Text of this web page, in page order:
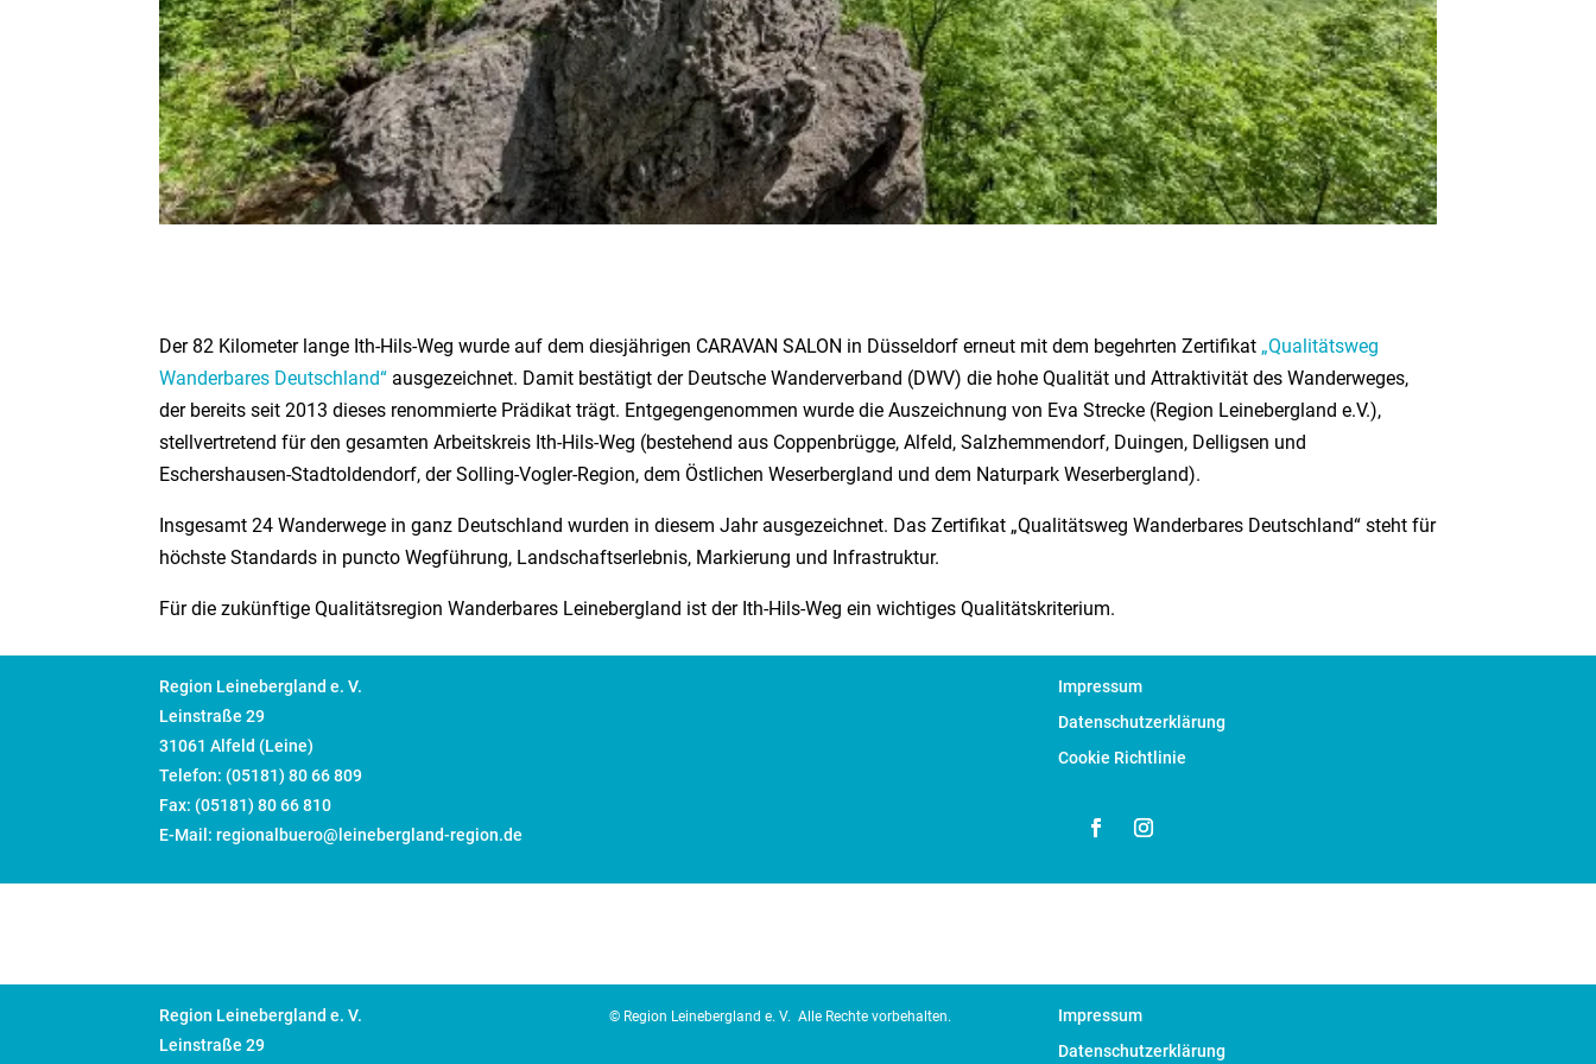
Der 82 Kilometer lange Ith-Hils-Weg wurde auf dem diesjährigen CARAVAN SALON in Düsseldorf erneut mit dem begehrten Zertifikat „Qualitätsweg
Wanderbares Deutschland“ ausgezeichnet. Damit bestätigt der Deutsche Wanderverband (DWV) die hohe Qualität und Attraktivität des Wanderweges,
der bereits seit 2013 dieses renommierte Prädikat trägt. Entgegengenommen wurde die Auszeichnung von Eva Strecke (Region Leinebergland e.V.),
stellvertretend für den gesamten Arbeitskreis Ith-Hils-Weg (bestehend aus Coppenbrügge, Alfeld, Salzhemmendorf, Duingen, Delligsen und
Eschershausen-Stadtoldendorf, der Solling-Vogler-Region, dem Östlichen Weserbergland und dem Naturpark Weserbergland).
Insgesamt 24 Wanderwege in ganz Deutschland wurden in diesem Jahr ausgezeichnet. Das Zertifikat „Qualitätsweg Wanderbares Deutschland“ steht für
höchste Standards in puncto Wegführung, Landschaftserlebnis, Markierung und Infrastruktur.
Für die zukünftige Qualitätsregion Wanderbares Leinebergland ist der Ith-Hils-Weg ein wichtiges Qualitätskriterium.
Region Leinebergland e. V.
Leinstraße 29
31061 Alfeld (Leine)
Telefon: (05181) 80 66 809
Fax: (05181) 80 66 810
E-Mail: regionalbuero@leinebergland-region.de
Impressum
Datenschutzerklärung
Cookie Richtlinie
Region Leinebergland e. V.
Leinstraße 29
© Region Leinebergland e. V. Alle Rechte vorbehalten.
Impressum
Datenschutzerklärung